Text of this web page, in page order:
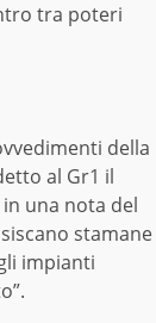
tra poteri
della
al Gr1 il
una nota del
stamane
impianti